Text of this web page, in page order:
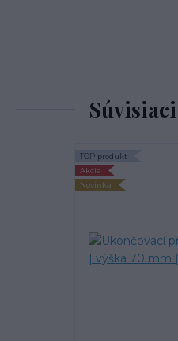
TOP produkt
Akcia
Novinka